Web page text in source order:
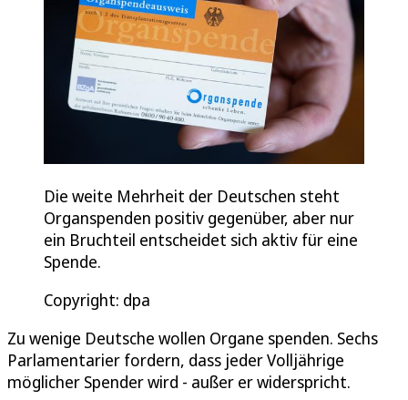
Die weite Mehrheit der Deutschen steht
Organspenden positiv gegenüber, aber nur
ein Bruchteil entscheidet sich aktiv für eine
Spende.
Copyright: dpa
Zu wenige Deutsche wollen Organe spenden. Sechs
Parlamentarier fordern, dass jeder Volljährige
möglicher Spender wird - außer er widerspricht.